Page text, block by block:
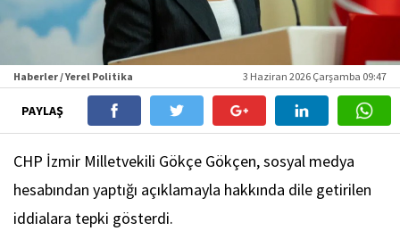
Haberler / Yerel Politika 3 Haziran 2026 Çarşamba 09:47
PAYLAŞ
CHP İzmir Milletvekili Gökçe Gökçen, sosyal medya
hesabından yaptığı açıklamayla hakkında dile getirilen
iddialara tepki gösterdi.